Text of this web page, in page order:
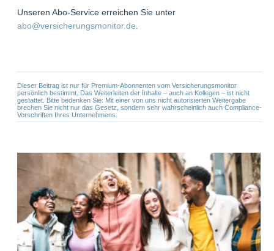
Unseren Abo-Service erreichen Sie unter
abo@versicherungsmonitor.de
Dieser Beitrag ist nur für Premium-Abonnenten vom Versicherungsmonitor
persönlich bestimmt. Das Weiterleiten der Inhalte – auch an Kollegen – ist nicht
gestattet. Bitte bedenken Sie: Mit einer von uns nicht autorisierten Weitergabe
brechen Sie nicht nur das Gesetz, sondern sehr wahrscheinlich auch Compliance-
Vorschriften Ihres Unternehmens.